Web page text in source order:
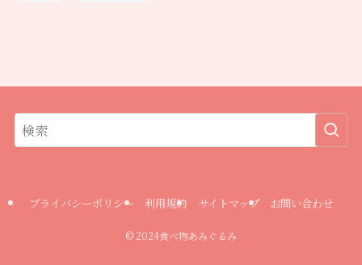
プライバシーポリシー 利用規約 サイトマップ お問い合わせ
© 2024食べ物あみぐるみ